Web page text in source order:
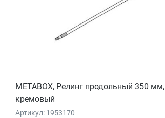
METABOX, Релинг продольный 350 мм,
кремовый
Артикул: 1953170